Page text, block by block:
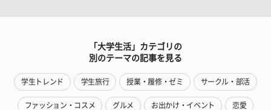
「大学生活」カテゴリの
別のテーマの記事を見る
学生トレンド 学生旅行 授業・履修・ゼミ サークル・部活
ファッション・コスメ グルメ お出かけ・イベント 恋愛